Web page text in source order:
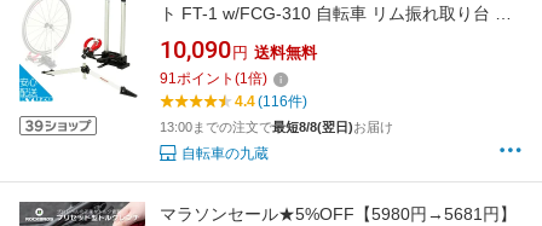
ト FT-1 w/FCG-310 自転車 リム振れ取り台 じ
てんしゃ ふれとりだい ツール メンテナンス用
品 自転車の九蔵 最短翌日お届け
10,090 円 送料無料
91ポイント (1倍)
4.4(116件)
13:00までの注文で最短8/8(翌日)お届け
自転車の九蔵
マラソンセール★5%OFF【5980円→5681円】